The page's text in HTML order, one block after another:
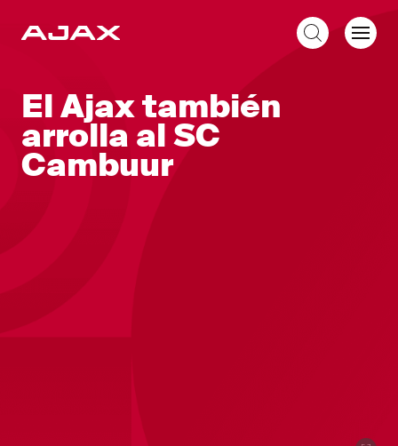
El Ajax también
arrolla al SC
Cambuur